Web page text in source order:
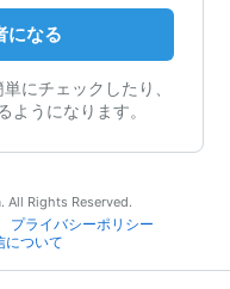
になる
にチェックしたり、
ようになります。
Rights Reserved.
プライバシーポリシー
について